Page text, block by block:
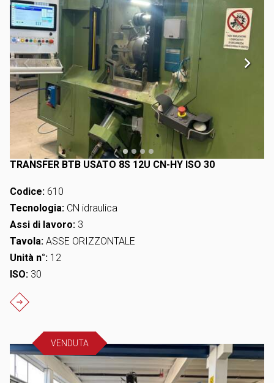
TRANSFER BTB USATO 8S 12U CN-HY ISO 30
Codice: 610
Tecnologia: CN idraulica
Assi di lavoro: 3
Tavola: ASSE ORIZZONTALE
Unità n°: 12
ISO: 30
VENDUTA